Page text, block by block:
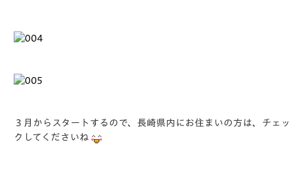
３月からスタートするので、長崎県内にお住まいの方は、チェッ
クしてくださいね